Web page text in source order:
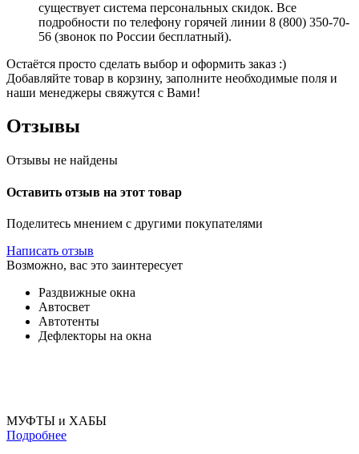
существует система персональных скидок. Все
подробности по телефону горячей линии 8 (800) 350-70-
56 (звонок по России бесплатный).
Остаётся просто сделать выбор и оформить заказ :)
Добавляйте товар в корзину, заполните необходимые поля и
наши менеджеры свяжутся с Вами!
Отзывы
Отзывы не найдены
Оставить отзыв на этот товар
Поделитесь мнением с другими покупателями
Написать отзыв
Возможно, вас это заинтересует
Раздвижные окна
Автосвет
Автотенты
Дефлекторы на окна
МУФТЫ и ХАБЫ
Подробнее